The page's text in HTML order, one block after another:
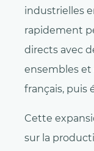
industrielles
rapidement
directs avec
ensembles
français, puis
Cette
sur la